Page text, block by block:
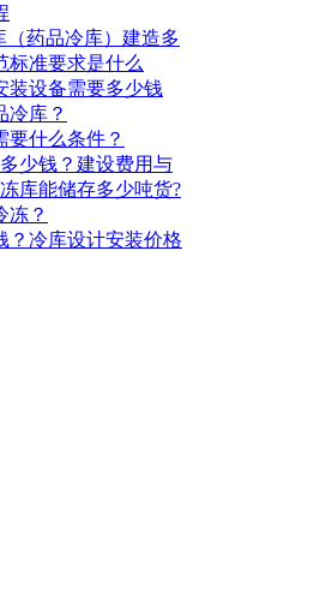
（药品冷库）建造多
标准要求是什么
装设备需要多少钱
冷库？
要什么条件？
少钱？建设费用与
库能储存多少吨货?
冻？
？冷库设计安装价格